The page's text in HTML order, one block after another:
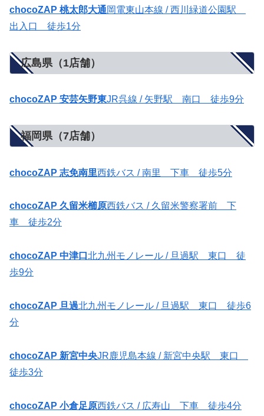
chocoZAP 桃太郎大通岡電東山本線 / 西川緑道公園駅
出入口 徒歩1分
広島県（1店舗）
chocoZAP 安芸矢野東JR呉線 / 矢野駅 南口 徒歩9分
福岡県（7店舗）
chocoZAP 志免南里西鉄バス / 南里 下車 徒歩5分
chocoZAP 久留米櫛原西鉄バス / 久留米警察署前 下
車 徒歩2分
chocoZAP 中津口 北九州モノレール / 旦過駅 東口 徒
歩9分
chocoZAP 旦過北九州モノレール / 旦過駅 東口 徒歩6
分
chocoZAP 新宮中央JR鹿児島本線 / 新宮中央駅 東口
徒歩3分
chocoZAP 小倉足原西鉄バス / 広寿山 下車 徒歩4分